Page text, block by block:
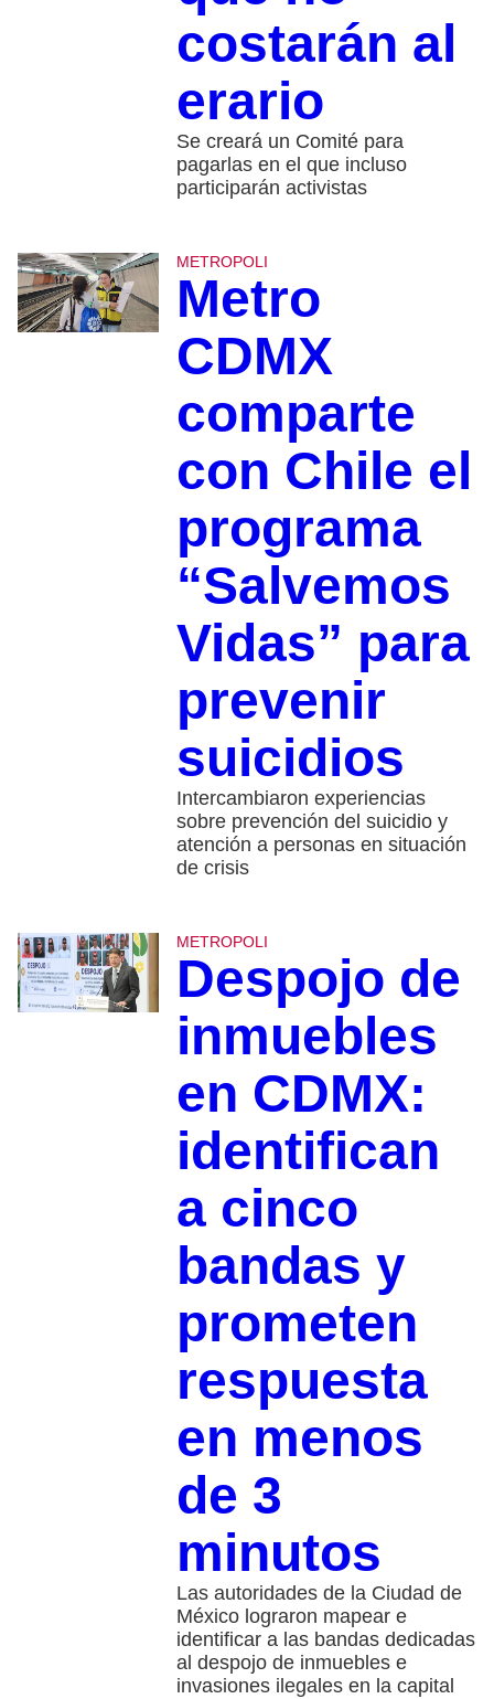
costarán al
erario
Se creará un Comité para
pagarlas en el que incluso
participarán activistas
METROPOLI
Metro
CDMX
comparte
con Chile el
programa
“Salvemos
Vidas” para
prevenir
suicidios
Intercambiaron experiencias
sobre prevención del suicidio y
atención a personas en situación
de crisis
METROPOLI
Despojo de
inmuebles
en CDMX:
identifican
a cinco
bandas y
prometen
respuesta
en menos
de 3
minutos
Las autoridades de la Ciudad de
México lograron mapear e
identificar a las bandas dedicadas
al despojo de inmuebles e
invasiones ilegales en la capital